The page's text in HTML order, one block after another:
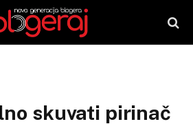
skuvati pirinač